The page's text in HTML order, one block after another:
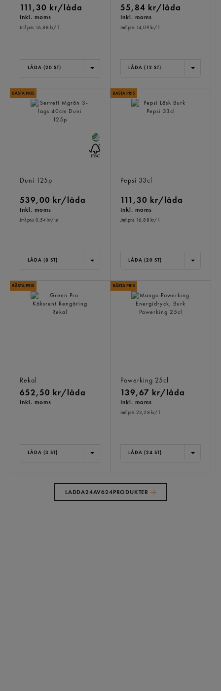
111,30 kr/låda
Inkl. moms
Jmf.pris 16,88 kr/ l
LÅDA (20 ST)
55,84 kr/låda
Inkl. moms
Jmf.pris 14,09 kr/ l
LÅDA (12 ST)
Duni 125p
539,00 kr/låda
Inkl. moms
Jmf.pris 0,54 kr/ st
LÅDA (8 ST)
Pepsi 33cl
111,30 kr/låda
Inkl. moms
Jmf.pris 16,88 kr/ l
LÅDA (20 ST)
Rekal
652,50 kr/låda
Inkl. moms
LÅDA (3 ST)
Powerking 25cl
139,67 kr/låda
Inkl. moms
Jmf.pris 23,28 kr/ l
LÅDA (24 ST)
LADDA24AV624PRODUKTER